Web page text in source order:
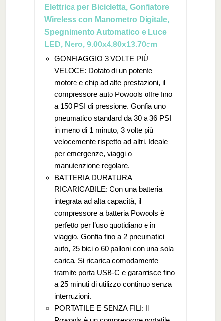
Elettrica per Bicicletta, Gonfiatore
Wireless con Manometro Digitale,
Spegnimento Automatico e Luce
LED, Nero, 9.00x4.80x13.70cm
GONFIAGGIO 3 VOLTE PIÙ
VELOCE: Dotato di un potente
motore e chip ad alte prestazioni, il
compressore auto Powools offre fino
a 150 PSI di pressione. Gonfia uno
pneumatico standard da 30 a 36 PSI
in meno di 1 minuto, 3 volte più
velocemente rispetto ad altri. Ideale
per emergenze, viaggi o
manutenzione regolare.
BATTERIA DURATURA
RICARICABILE: Con una batteria
integrata ad alta capacità, il
compressore a batteria Powools è
perfetto per l’uso quotidiano e in
viaggio. Gonfia fino a 2 pneumatici
auto, 25 bici o 60 palloni con una sola
carica. Si ricarica comodamente
tramite porta USB-C e garantisce fino
a 25 minuti di utilizzo continuo senza
interruzioni.
PORTATILE E SENZA FILI: Il